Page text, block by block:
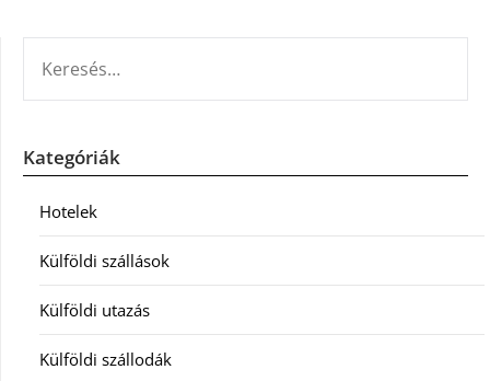
Kategóriák
Hotelek
Külföldi szállások
Külföldi utazás
Külföldi szállodák